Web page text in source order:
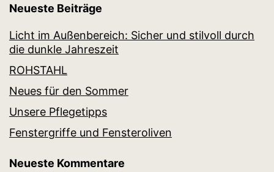
Neueste Beiträge
Licht im Außenbereich: Sicher und stilvoll durch
die dunkle Jahreszeit
ROHSTAHL
Neues für den Sommer
Unsere Pflegetipps
Fenstergriffe und Fensteroliven
Neueste Kommentare